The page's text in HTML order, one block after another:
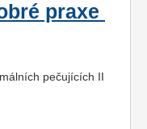
praxe
pečujících II